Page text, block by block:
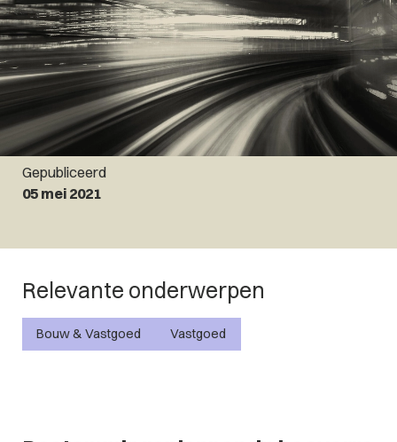
Gepubliceerd
05 mei 2021
Relevante onderwerpen
Bouw & Vastgoed Vastgoed